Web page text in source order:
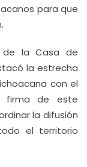
para que
de la Casa de
la estrecha
con el
firma de este
la difusión
el territorio